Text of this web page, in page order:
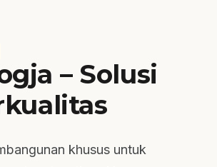
– Solusi
khusus untuk